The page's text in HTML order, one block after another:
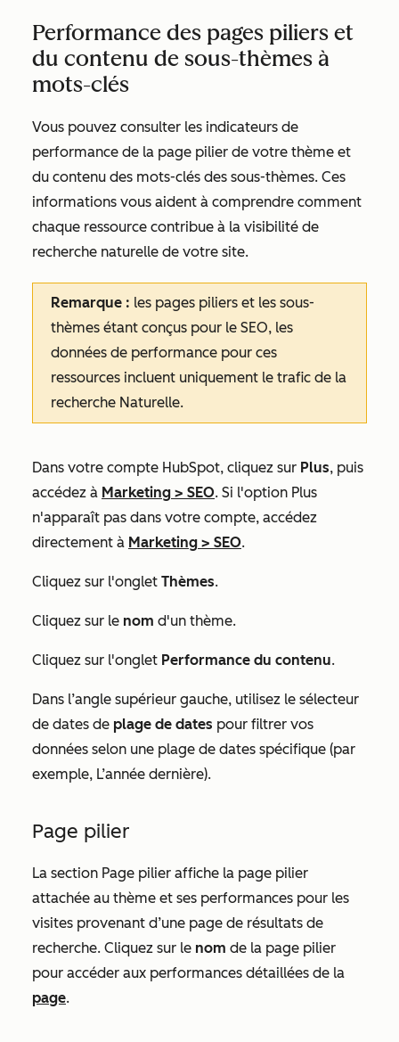
Performance des pages piliers et
du contenu de sous-thèmes à
mots-clés
Vous pouvez consulter les indicateurs de
performance de la page pilier de votre thème et
du contenu des mots-clés des sous-thèmes. Ces
informations vous aident à comprendre comment
chaque ressource contribue à la visibilité de
recherche naturelle de votre site.
Remarque : les pages piliers et les sous-
thèmes étant conçus pour le SEO, les
données de performance pour ces
ressources incluent uniquement le trafic de la
recherche Naturelle.
Dans votre compte HubSpot, cliquez sur Plus, puis
accédez à Marketing > SEO. Si l'option Plus
n'apparaît pas dans votre compte, accédez
directement à Marketing > SEO.
Cliquez sur l'onglet Thèmes.
Cliquez sur le nom d'un thème.
Cliquez sur l'onglet Performance du contenu.
Dans l’angle supérieur gauche, utilisez le sélecteur
de dates de plage de dates pour filtrer vos
données selon une plage de dates spécifique (par
exemple, L’année dernière).
Page pilier
La section Page pilier affiche la page pilier
attachée au thème et ses performances pour les
visites provenant d’une page de résultats de
recherche. Cliquez sur le nom de la page pilier
pour accéder aux performances détaillées de la
page.